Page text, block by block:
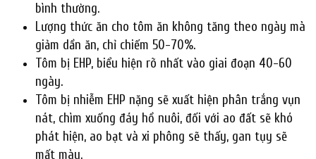
bình thường.
Lượng thức ăn cho tôm ăn không tăng theo ngày mà
giảm dần ăn, chỉ chiếm 50-70%.
Tôm bị EHP, biểu hiện rõ nhất vào giai đoạn 40-60
ngày.
Tôm bị nhiễm EHP nặng sẽ xuất hiện phân trắng vụn
nát, chìm xuống đáy hồ nuôi, đối với ao đất sẽ khó
phát hiện, ao bạt và xi phông sẽ thấy, gan tụy sẽ
mất màu.